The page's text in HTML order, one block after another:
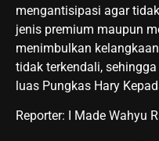
mengantisipasi agar
jenis premium maupun
menimbulkan
tidak terkendali,
luas Pungkas Hary
Reporter: I Made Wahyu